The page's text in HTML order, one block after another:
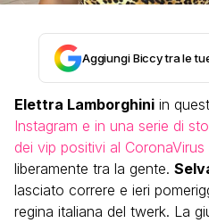
Aggiungi Biccy tra le
Elettra Lamborghini in
Instagram e in una serie di
dei vip positivi al CoronaVirus
liberamente tra la gente.
lasciato correre e ieri
regina italiana del twerk. La